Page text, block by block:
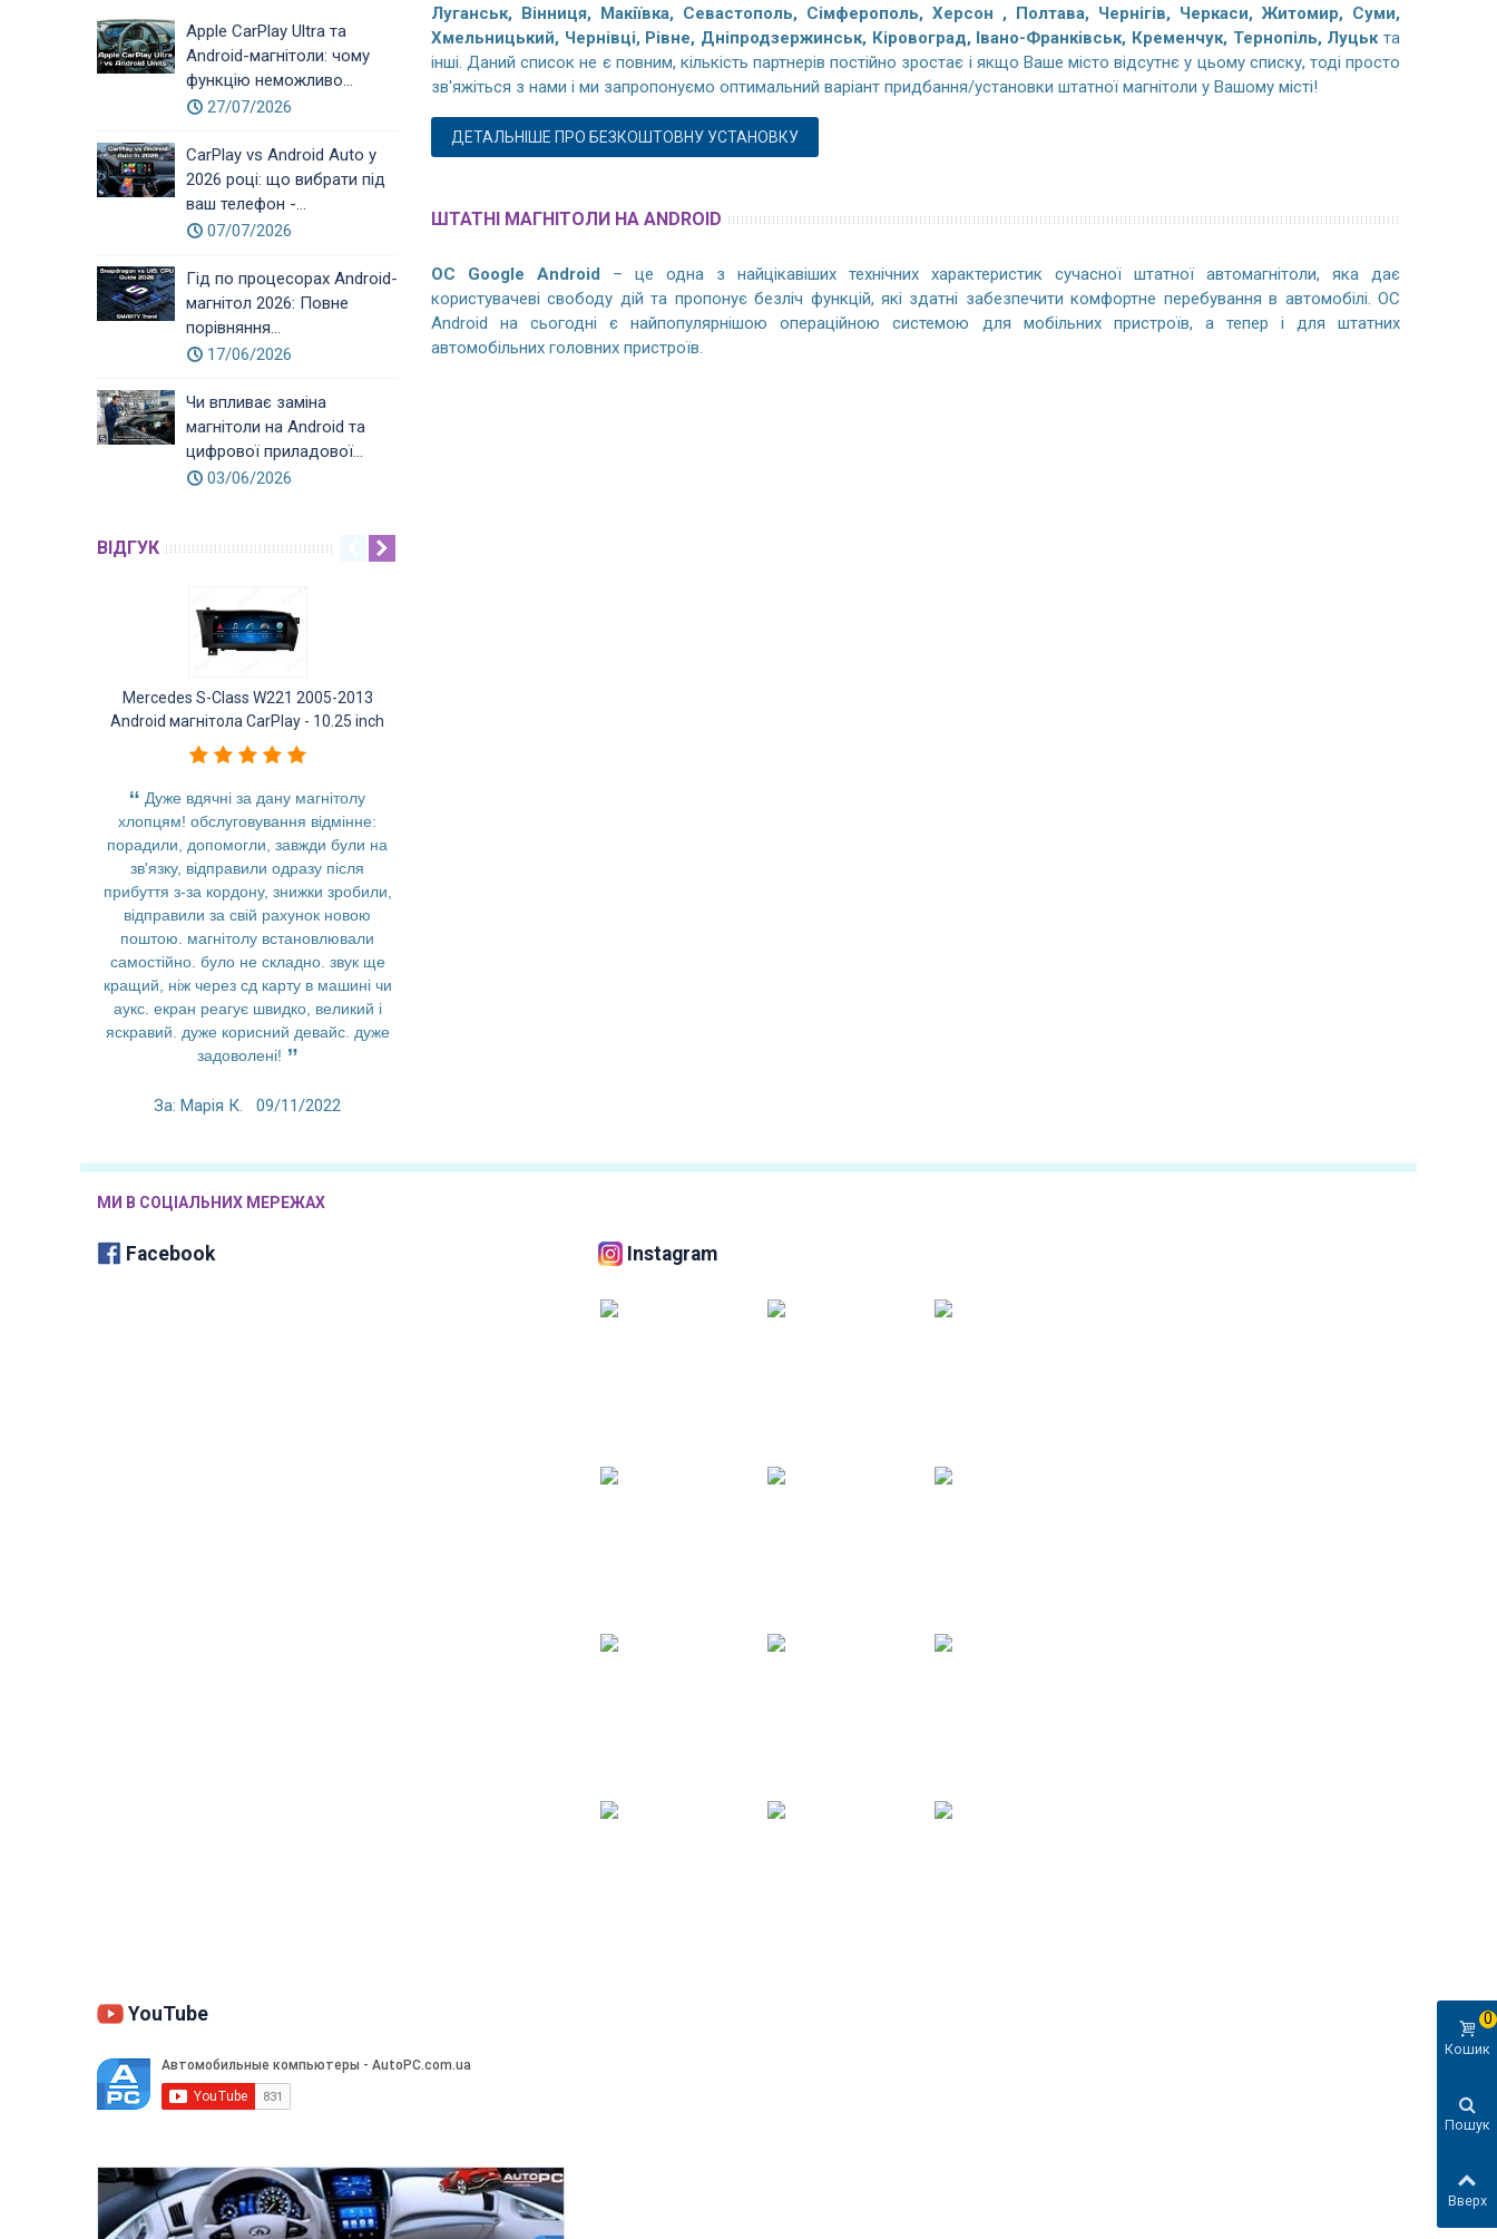
Apple CarPlay Ultra та
Android-магнітоли: чому
функцію неможливо...
27/07/2026
CarPlay vs Android Auto у
2026 році: що вибрати під
ваш телефон -...
07/07/2026
Гід по процесорах Android-
магнітол 2026: Повне
порівняння...
17/06/2026
Чи впливає заміна
магнітоли на Android та
цифрової приладової...
03/06/2026
ВІДГУК
Mercedes S-Class W221 2005-2013
Android магнітола CarPlay - 10.25 inch
Дуже вдячні за дану магнітолу
хлопцям! обслуговування відмінне:
порадили, допомогли, завжди були на
зв'язку, відправили одразу після
прибуття з-за кордону, знижки зробили,
відправили за свій рахунок новою
поштою. магнітолу встановлювали
самостійно. було не складно. звук ще
кращий, ніж через сд карту в машині чи
аукс. екран реагує швидко, великий і
яскравий. дуже корисний девайс. дуже
задоволені!
За: Марія К. 09/11/2022
Луганськ, Вінниця, Макіївка, Севастополь, Сімферополь, Херсон , Полтава, Чернігів, Черкаси, Житомир, Суми,
Хмельницький, Чернівці, Рівне, Дніпродзержинськ, Кіровоград, Івано-Франківськ, Кременчук, Тернопіль, Луцькта
інші. Даний список не є повним, кількість партнерів постійно зростає і якщо Ваше місто відсутнє у цьому списку, тоді просто
зв'яжіться з нами і ми запропонуємо оптимальний варіант придбання/установки штатної магнітоли у Вашому місті!
ДЕТАЛЬНІШЕ ПРО БЕЗКОШТОВНУ УСТАНОВКУ
ШТАТНІ МАГНІТОЛИ НА ANDROID
ОС Google Android – це одна з найцікавіших технічних характеристик сучасної штатної автомагнітоли, яка дає
користувачеві свободу дій та пропонує безліч функцій, які здатні забезпечити комфортне перебування в автомобілі. ОС
Android на сьогодні є найпопулярнішою операційною системою для мобільних пристроїв, а тепер і для штатних
автомобільних головних пристроїв.
МИ В СОЦІАЛЬНИХ МЕРЕЖАХ
Facebook Instagram
YouTube
Кошик
0
Пошук
Вверх